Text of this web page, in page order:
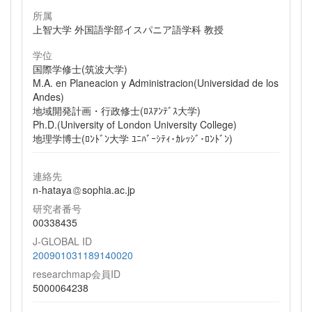
所属
上智大学 外国語学部イスパニア語学科 教授
学位
国際学修士(筑波大学)
M.A. en Planeacion y Administracion(Universidad de los
Andes)
地域開発計画・行政修士(ﾛｽｱﾝﾃﾞｽ大学)
Ph.D.(University of London University College)
地理学博士(ﾛﾝﾄﾞﾝ大学 ﾕﾆﾊﾞｰｼﾃｨ･ｶﾚｯｼﾞ･ﾛﾝﾄﾞﾝ)
連絡先
n-hataya
sophia.ac.jp
研究者番号
00338435
J-GLOBAL ID
200901031189140020
researchmap会員ID
5000064238